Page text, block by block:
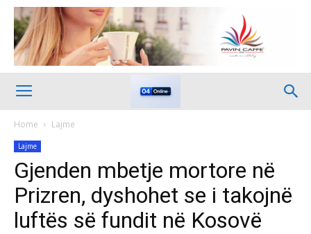
Home Lajme
Lajme
Gjenden mbetje mortore në
Prizren, dyshohet se i takojnë
luftës së fundit në Kosovë